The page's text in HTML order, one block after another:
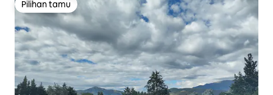
Pilihan tamu
Pilihan tamu